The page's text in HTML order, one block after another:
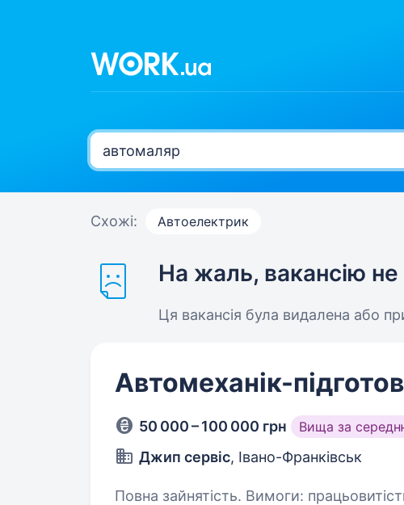
Схожі: Автоелектрик
На жаль, вакансію
Ця вакансія була видалена або
Автомеханік-
50 000 – 100 000 грн Вища за
Джип сервіс, Івано-Франківськ
Повна зайнятість. Вимоги: працьовитість Умови роботи: вільний графік